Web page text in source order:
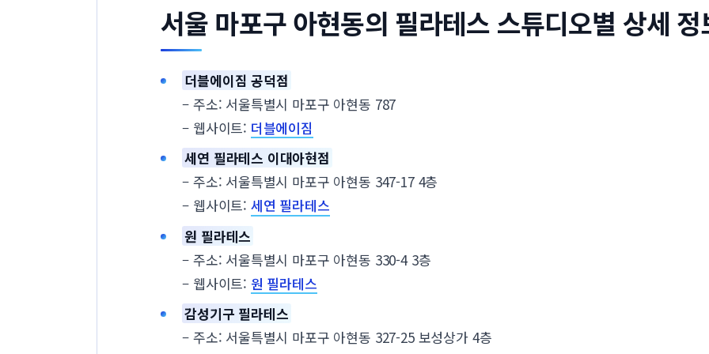
서울 마포구 아현동의 필라테스 스튜디오별 상세 정
더블에이짐 공덕점
– 주소: 서울특별시 마포구 아현동 787
– 웹사이트: 더블에이짐
세연 필라테스 이대아현점
– 주소: 서울특별시 마포구 아현동 347-17 4층
– 웹사이트: 세연 필라테스
원 필라테스
– 주소: 서울특별시 마포구 아현동 330-4 3층
– 웹사이트: 원 필라테스
감성기구 필라테스
– 주소: 서울특별시 마포구 아현동 327-25 보성상가 4층